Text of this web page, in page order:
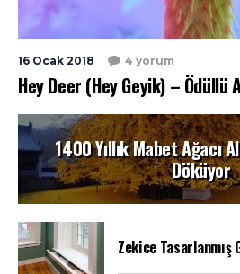
16 Ocak 2018 4 yorum
Hey Deer (Hey Geyik) – Ödüllü
1400 Yıllık Mabet Ağacı
Döküyor
Zekice Tasarlanmış